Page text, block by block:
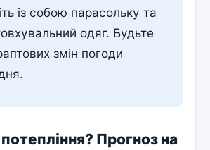
із собою парасольку та
одяг. Будьте
змін погоди
Прогноз на